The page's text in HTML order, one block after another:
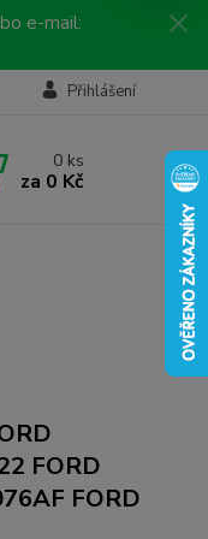
e-mail:
Přihlášení
0 ks
za 0 Kč
FORD
FORD